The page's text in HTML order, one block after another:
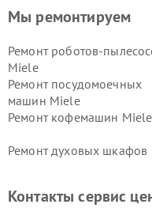
Мы ремонтируем
Ремонт роботов-
Miele
Ремонт посудомоечных
машин Miele
Ремонт кофемашин Miele
Ремонт духовых шкафов
Miele
Контакты сервис